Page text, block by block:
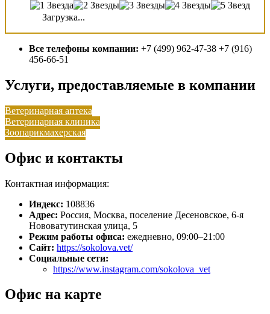
Загрузка...
Все телефоны компании: +7 (499) 962-47-38 +7 (916)
456-66-51
Услуги, предоставляемые в компании
Ветеринарная аптека
Ветеринарная клиника
Зоопарикмахерская
Офис и контакты
Контактная информация:
Индекс: 108836
Адрес: Россия, Москва, поселение Десеновское, 6-я
Нововатутинская улица, 5
Режим работы офиса: ежедневно, 09:00–21:00
Сайт: https://sokolova.vet/
Социальные сети:
https://www.instagram.com/sokolova_vet
Офис на карте